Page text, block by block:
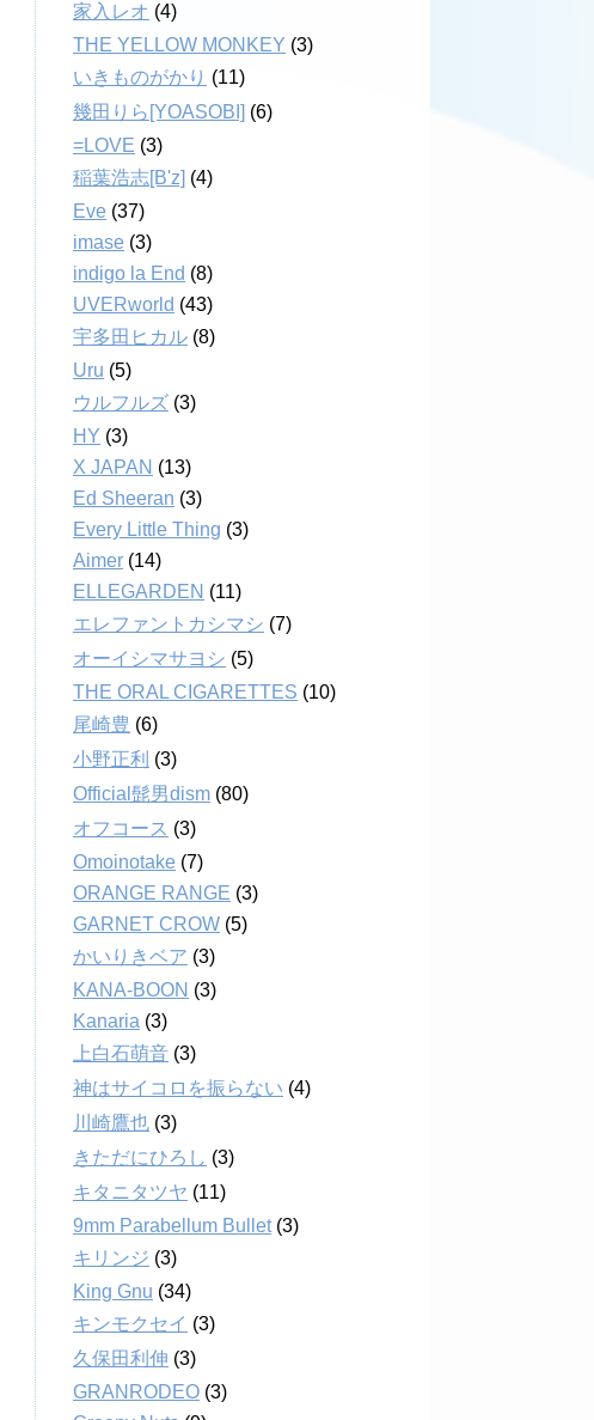
家入レオ (4)
THE YELLOW MONKEY (3)
いきものがかり (11)
幾田りら[YOASOBI] (6)
=LOVE (3)
稲葉浩志[B'z] (4)
Eve (37)
imase (3)
indigo la End (8)
UVERworld (43)
宇多田ヒカル (8)
Uru (5)
ウルフルズ (3)
HY (3)
X JAPAN (13)
Ed Sheeran (3)
Every Little Thing (3)
Aimer (14)
ELLEGARDEN (11)
エレファントカシマシ (7)
オーイシマサヨシ (5)
THE ORAL CIGARETTES (10)
尾崎豊 (6)
小野正利 (3)
Official髭男dism (80)
オフコース (3)
Omoinotake (7)
ORANGE RANGE (3)
GARNET CROW (5)
かいりきベア (3)
KANA-BOON (3)
Kanaria (3)
上白石萌音 (3)
神はサイコロを振らない (4)
川崎鷹也 (3)
きただにひろし (3)
キタニタツヤ (11)
9mm Parabellum Bullet(3)
キリンジ (3)
King Gnu (34)
キンモクセイ (3)
久保田利伸 (3)
GRANRODEO (3)